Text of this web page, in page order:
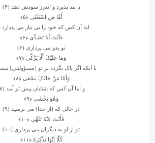
یا پند پذیرد و اندرز سودش دهد (۴)
أَمَّا مَنِ اسْتَغْنَى﴿۵﴾
اما آن کس که خود را بى ‏نیاز مى ‏پندارد
فَأَنْتَ لَهُ تَصَدَّى ﴿۶﴾
تو بدو مى ‏پردازى (۶)
وَمَا عَلَیْکَ أَلَّا یَزَّکَّى ﴿۷﴾
با آنکه اگر پاک نگردد بر تو [مسؤولیتى]
وَأَمَّا مَنْ جَاءَکَ یَسْعَى﴿۸﴾
و اما آن کس که شتابان پیش تو آمد (۸)
وَهُوَ یَخْشَى ﴿۹﴾
در حالى که [از خدا] مى‏ ترسید (۹)
فَأَنْتَ عَنْهُ تَلَهَّى ﴿۱۰﴾
تو از او به دیگران مى ‏پردازى (۱۰)
کَلَّا إِنَّهَا تَذْکِرَهٌ﴿۱۱﴾